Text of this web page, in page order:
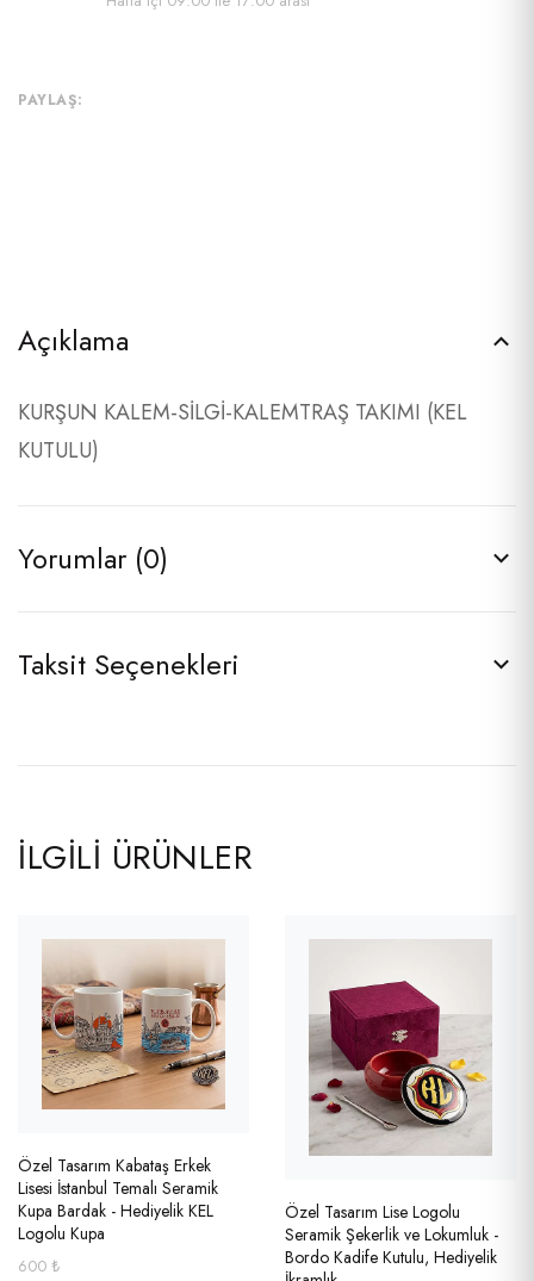
PAYLAŞ:
Açıklama
KURŞUN KALEM-SİLGİ-KALEMTRAŞ TAKIMI (KEL
KUTULU)
Yorumlar (0)
Taksit Seçenekleri
İLGILI ÜRÜNLER
Özel Tasarım Kabataş Erkek
Lisesi İstanbul Temalı Seramik
Kupa Bardak - Hediyelik KEL
Logolu Kupa
600 ₺
Özel Tasarım Lise Logolu
Seramik Şekerlik ve Lokumluk -
Bordo Kadife Kutulu, Hediyelik